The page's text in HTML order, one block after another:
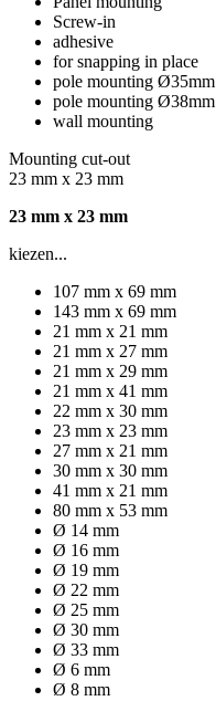
Screw-in
adhesive
for snapping in place
pole mounting Ø35mm
pole mounting Ø38mm
wall mounting
Mounting cut-out
23 mm x 23 mm
23 mm x 23 mm
kiezen...
107 mm x 69 mm
143 mm x 69 mm
21 mm x 21 mm
21 mm x 27 mm
21 mm x 29 mm
21 mm x 41 mm
22 mm x 30 mm
23 mm x 23 mm
27 mm x 21 mm
30 mm x 30 mm
41 mm x 21 mm
80 mm x 53 mm
Ø 14 mm
Ø 16 mm
Ø 19 mm
Ø 22 mm
Ø 25 mm
Ø 30 mm
Ø 33 mm
Ø 6 mm
Ø 8 mm